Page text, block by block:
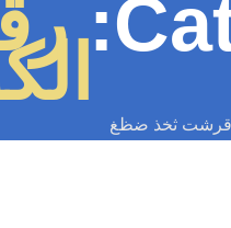
قرشت ثخذ ضظغ